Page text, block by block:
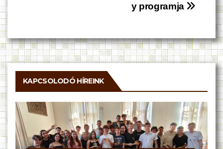
y programja
KAPCSOLODÓ HÍREINK